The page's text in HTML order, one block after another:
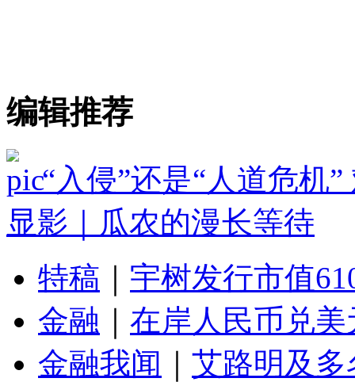
编辑推荐
“入侵”还是“人道危机
显影｜瓜农的漫长等待
特稿
宇树发行市值
金融
在岸人民币兑
金融我闻
艾路明及